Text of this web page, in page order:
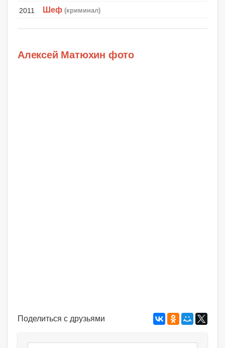
2011 Шеф (криминал)
Алексей Матюхин фото
Поделиться с друзьями